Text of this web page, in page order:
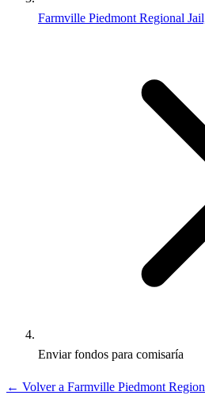
Farmville Piedmont Regional
Enviar fondos para comisaría
← Volver a Farmville Piedmont